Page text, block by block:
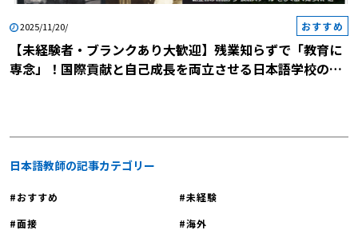
の企業で「なぜ働きたいのか」を伝え
ることです。採用担当者は応募者から
志望動機を聞き、確認することによっ
て「自社への理解度」や「入社意欲の
目指す未経験者必見｜面接で評価され
る志望動機の答え方 それでは、「面
2025/11/20/ おすすめ
【未経験者・ブランクあり大歓迎】残業知らずで「教育に
専念」！国際貢献と自己成長を両立させる日本語学校の説
日本語教師の記事カテゴリー
おすすめ
未経験
面接
海外